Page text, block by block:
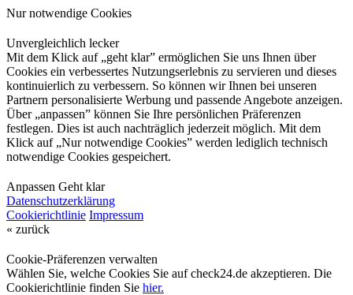
Nur notwendige Cookies
Unvergleichlich lecker
Mit dem Klick auf „geht klar” ermöglichen Sie uns Ihnen über
Cookies ein verbessertes Nutzungserlebnis zu servieren und dieses
kontinuierlich zu verbessern. So können wir Ihnen bei unseren
Partnern personalisierte Werbung und passende Angebote anzeigen.
Über „anpassen” können Sie Ihre persönlichen Präferenzen
festlegen. Dies ist auch nachträglich jederzeit möglich. Mit dem
Klick auf „Nur notwendige Cookies” werden lediglich technisch
notwendige Cookies gespeichert.
Anpassen Geht klar
Datenschutzerklärung
Cookierichtlinie Impressum
« zurück
Cookie-Präferenzen verwalten
Wählen Sie, welche Cookies Sie auf check24.de akzeptieren. Die
Cookierichtlinie finden Sie hier.